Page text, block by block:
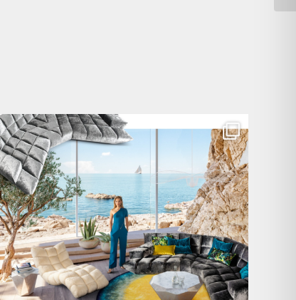
Für jeden Lieblingsplatz die passende Cloud. ☁️...
60